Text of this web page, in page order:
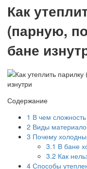
Как
(парную,
бане
Содержание
1 В чем
2 Виды
3 Почему
3.1 В бане
3.2 Как
4 Способы